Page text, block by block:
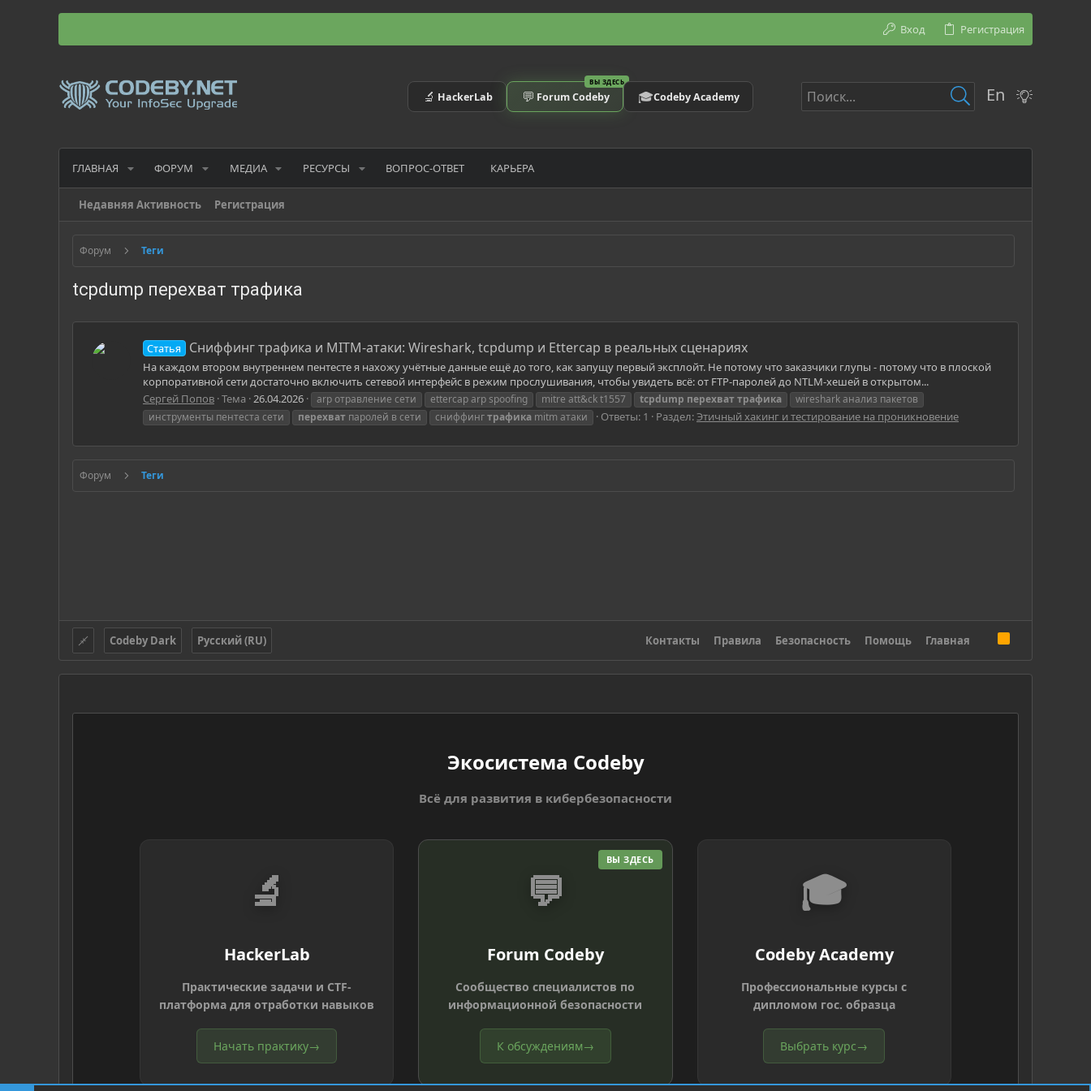
Вход Регистрация
🔬 HackerLab
ВЫ ЗДЕСЬ
💬 Forum Codeby 🎓Codeby Academy En
ГЛАВНАЯ ФОРУМ МЕДИА РЕСУРСЫ ВОПРОС-ОТВЕТ КАРЬЕРА
Недавняя Активность Регистрация
Форум Теги
tcpdump перехват трафика
Статья Сниффинг трафика и MITM-атаки: Wireshark, tcpdump и Ettercap в реальных сценариях
На каждом втором внутреннем пентесте я нахожу учётные данные ещё до того, как запущу первый эксплойт. Не потому что заказчики глупы - потому что в плоской
корпоративной сети достаточно включить сетевой интерфейс в режим прослушивания, чтобы увидеть всё: от FTP-паролей до NTLM-хешей в открытом...
Сергей Попов Тема 26.04.2026 arp отравление сети ettercap arp spoofing mitre att&ck t1557 tcpdump перехваттрафика
wireshark анализ пакетов
инструменты пентеста сети
перехват паролей в сети сниффингтрафика mitm атаки Ответы: 1 Раздел:Этичный хакинг и тестирование на проникновение
Форум Теги
Codeby Dark Русский (RU) Контакты Правила Безопасность Помощь Главная
S
Экосистема Codeby
Всё для развития в кибербезопасности
🔬
HackerLab
Практические задачи и CTF-
платформа для отработки навыков
Начать практику→
ВЫ ЗДЕСЬ
💬
Forum Codeby
Сообщество специалистов по
информационной безопасности
К обсуждениям→
🎓
Codeby Academy
Профессиональные курсы с
дипломом гос. образца
Выбрать курс→